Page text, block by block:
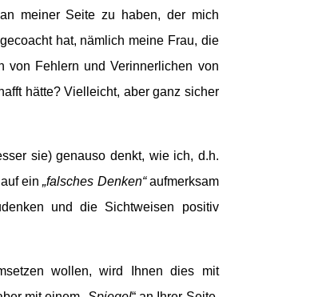
meiner Seite zu haben, der mich
hat, nämlich meine Frau, die
von Fehlern und Verinnerlichen von
hätte? Vielleicht, aber ganz sicher
sie) genauso denkt, wie ich, d.h.
auf ein„falsches Denken“aufmerksam
und die Sichtweisen positiv
wollen, wird Ihnen dies mit